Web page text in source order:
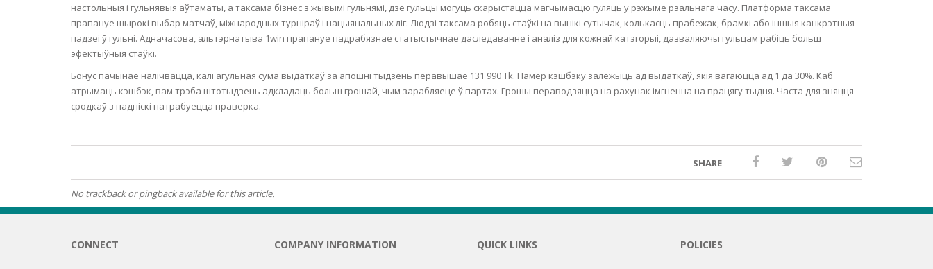
WOUND CARE
SEBORRHEIC
настольныя і гульнявыя аўтаматы, а таксама бізнес з жывымі гульнямі, дзе гульцы могуць скарыстацца магчымасцю гуляць у рэжыме рэальнага часу. Платформа таксама
прапануе шырокі выбар матчаў, міжнародных турніраў і нацыянальных ліг. Людзі таксама робяць стаўкі на вынікі сутычак, колькасць прабежак, брамкі або іншыя канкрэтныя
падзеі ў гульні. Адначасова, альтэрнатыва 1win прапануе падрабязнае статыстычнае даследаванне і аналіз для кожнай катэгорыі, дазваляючы гульцам рабіць больш
эфектыўныя стаўкі.
Бонус пачынае налічвацца, калі агульная сума выдаткаў за апошні тыдзень перавышае 131 990 Tk. Памер кэшбэку залежыць ад выдаткаў, якія вагаюцца ад 1 да 30%. Каб
атрымаць кэшбэк, вам трэба штотыдзень адкладаць больш грошай, чым зарабляеце ў партах. Грошы пераводзяцца на рахунак імгненна на працягу тыдня. Часта для зняцця
сродкаў з падпіскі патрабуецца праверка.
SHARE
No trackback or pingback available for this article.
CONNECT COMPANY INFORMATION QUICK LINKS POLICIES